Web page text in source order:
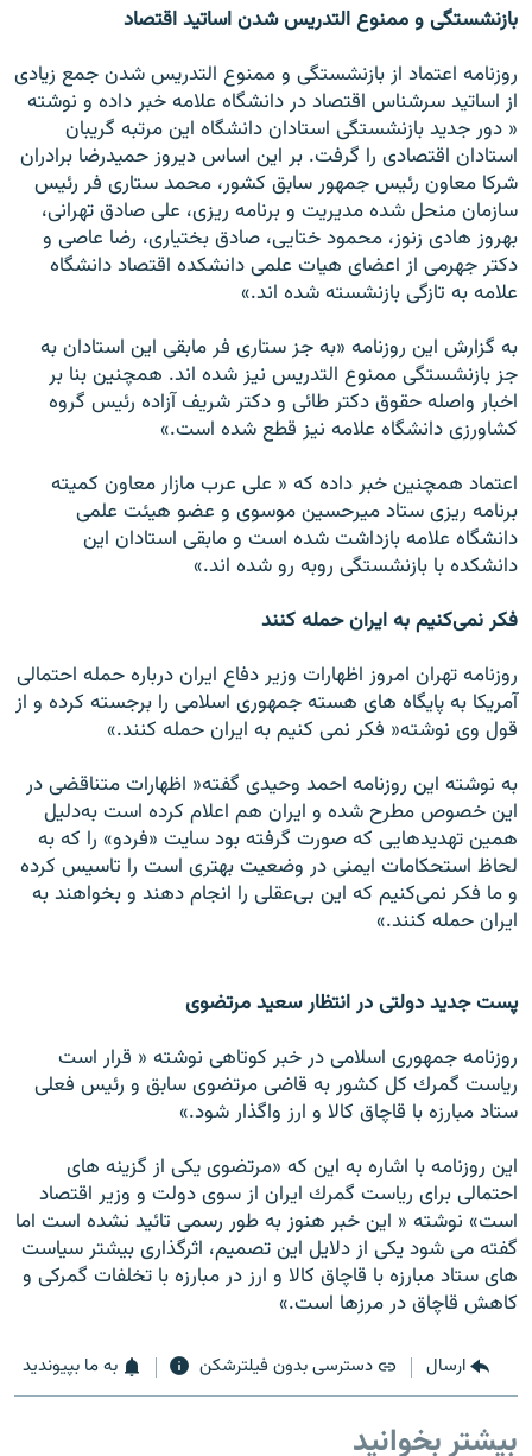
بازنشستگى و ممنوع التدريس شدن اساتيد اقتصاد
روزنامه اعتماد از بازنشستگى و ممنوع التدريس شدن جمع زيادى
از اساتيد سرشناس اقتصاد در دانشگاه علامه خبر داده و نوشته
« دور جديد بازنشستگى استادان دانشگاه اين مرتبه گريبان
استادان اقتصادى را گرفت. بر اين اساس ديروز حميدرضا برادران
شركا معاون رئيس جمهور سابق كشور، محمد ستارى فر رئيس
سازمان منحل شده مديريت و برنامه ريزى، على صادق تهرانى،
بهروز هادى زنوز، محمود ختايى، صادق بختيارى، رضا عاصى و
دكتر جهرمى از اعضاى هيات علمى دانشكده اقتصاد دانشگاه
علامه به تازگى بازنشسته شده اند.»
به گزارش اين روزنامه «به جز ستارى فر مابقى اين استادان به
جز بازنشستگى ممنوع التدريس نيز شده اند. همچنين بنا بر
اخبار واصله حقوق دكتر طائى و دكتر شريف آزاده رئيس گروه
كشاورزى دانشگاه علامه نيز قطع شده است.»
اعتماد همچنين خبر داده كه « على عرب مازار معاون كميته
برنامه ريزى ستاد ميرحسين موسوى و عضو هيئت علمى
دانشگاه علامه بازداشت شده است و مابقى استادان اين
دانشكده با بازنشستگى روبه رو شده اند.»
فكر نمى‌كنيم به ايران حمله كنند
روزنامه تهران امروز اظهارات وزير دفاع ايران درباره حمله احتمالى
آمريكا به پايگاه هاى هسته جمهورى اسلامى را برجسته كرده و از
قول وى نوشته« فكر نمى كنيم به ايران حمله كنند.»
به نوشته اين روزنامه احمد وحيدى گفته« اظهارات متناقضى در
اين خصوص مطرح شده و ايران هم اعلام كرده است به‌دليل
همين تهديدهايى كه صورت گرفته بود سايت‌ «فردو» را كه به
لحاظ استحكامات ايمنى در وضعيت بهترى است را تاسيس كرده
و ما فكر نمى‌كنيم كه اين بى‌عقلى را انجام دهند و بخواهند به
ايران حمله كنند.»
پست جديد دولتى در انتظار سعيد مرتضوى
روزنامه جمهورى اسلامى در خبر كوتاهى نوشته « قرار است
رياست گمرك كل كشور به قاضى مرتضوى سابق و رئيس فعلى
ستاد مبارزه با قاچاق كالا و ارز واگذار شود.»
اين روزنامه با اشاره به اين كه «مرتضوى يكى از گزينه هاى
احتمالى براى رياست گمرك ايران از سوى دولت و وزير اقتصاد
است» نوشته « اين خبر هنوز به طور رسمى تائيد نشده است اما
گفته مى شود يكى از دلايل اين تصميم، اثرگذارى بيشتر سياست
هاى ستاد مبارزه با قاچاق كالا و ارز در مبارزه با تخلفات گمركى و
كاهش قاچاق در مرزها است.»
ارسال دسترسی بدون فیلترشکن به ما بپیوندید
بیشتر بخوانید